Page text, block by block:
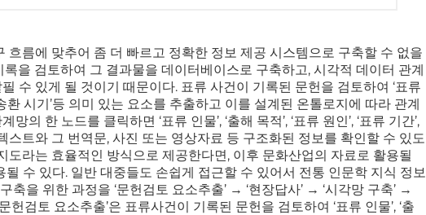
흐름에 맞추어 좀 더 빠르고 정확한 정보 제공 시스템으로 구축할 수 없을
을 검토하여 그 결과물을 데이터베이스로 구축하고, 시각적 데이터 관계
수 있게 될 것이기 때문이다. 표류 사건이 기록된 문헌을 검토하여 ‘표류
‘송환 시기’등 의미 있는 요소를 추출하고 이를 설계된 온톨로지에 따라 관계
의 한 노드를 클릭하면 ‘표류 인물’, ‘출해 목적’, ‘표류 원인’, ‘표류 기간’,
스트와 그 번역문, 사진 또는 영상자료 등 구조화된 정보를 확인할 수 있도
라는 효율적인 방식으로 제공한다면, 이후 문화산업의 자료로 활용될
수 있다. 일반 대중들도 손쉽게 접근할 수 있어서 전통 인문학 지식 정보
을 위한 과정을 ‘문헌검토 요소추출’ → ‘현장답사’ → ‘시각망 구축’ →
헌검토 요소추출’은 표류사건이 기록된 문헌을 검토하여 ‘표류 인물’, ‘출